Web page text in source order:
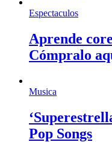
Espectaculos
Aprende
Cómpralo
Musica
Pop Songs